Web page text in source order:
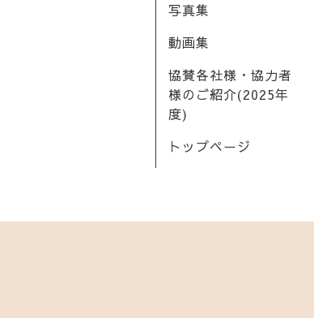
写真集
動画集
協賛各社様・協力者
様のご紹介(2025年
度)
トップページ